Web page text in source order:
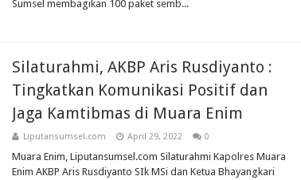
Sumsel membagikan 100 paket semb...
Silaturahmi, AKBP Aris Rusdiyanto :
Tingkatkan Komunikasi Positif dan
Jaga Kamtibmas di Muara Enim
Liputansumsel.com April 29, 2022 0
Muara Enim, Liputansumsel.com Silaturahmi Kapolres Muara
Enim AKBP Aris Rusdiyanto SIk MSi dan Ketua Bhayangkari